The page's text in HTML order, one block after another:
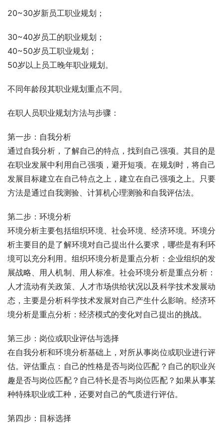
20~30岁新员工职业规划；
30~40岁员工的职业规划；
40~50岁员工职业规划；
50岁以上员工晚年职业规划。
不同年龄段其职业规划重点不同。
在职人员职业规划方法与步骤：
第一步：自我分析
通过自我分析，了解自己的特点，找到自己强项。其目的是
在职业发展中利用自己强项，避开短项。在规划时，将自己
发展目标建立在自己特点之上，建立在自己强项之上。只要
方法是通过自我测验、计算机心理测验和自我评估法。
第二步：环境分析
环境分析主要包括组织环境、社会环境、经济环境。环境分
析主要目的是了解环境对自己提出什么要求，哪些是有利环
境可以充分利用。组织环境分析是重点分析：企业组织的发
展战略、用人机制、用人标准。社会环境分析是重点分析：
人才流动有关政策、人才市场供给状况以及科学技术发展动
态，主要是分析科学技术发展对自己产生什么影响。经济环
境分析是重点分析：经济模式的变化对自己提出的挑战。
第三步：岗位或职业评估与选择
在自我分析和环境分析基础上，对所从事岗位或职业进行评
估。评估重点：自己的性格是否与岗位匹配？自己的职业兴
趣是否与岗位匹配？自己特长是否与岗位匹配？如果从事某
种特殊职业或工种，还要对自己的气质进行评估。
第四步：目标选择